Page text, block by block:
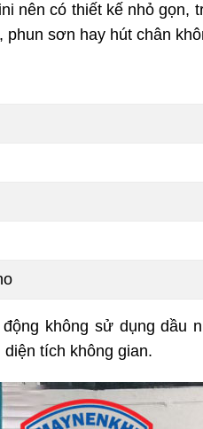
nên có thiết kế nhỏ
phun sơn hay hút chân
không sử dụng
tích không gian.